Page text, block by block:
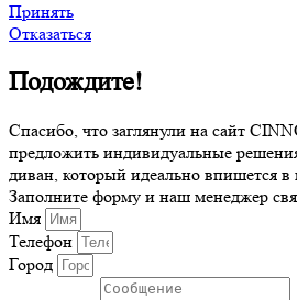
Принять
Отказаться
Подождите!
Спасибо, что заглянули на сайт
предложить индивидуальные
диван, который идеально впишется в
Заполните форму и наш менеджер
Имя
Телефон
Город